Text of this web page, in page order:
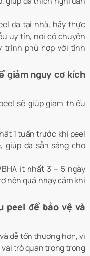
da tại nhà, hãy thực
uy tín, nơi có chuyên
trình phù hợp với tình
giảm nguy cơ kích
sẽ giúp giảm thiểu
1 tuần trước khi peel
giúp da sẵn sàng cho
ít nhất 3 – 5 ngày
nên quá nhạy cảm khi
peel để bảo vệ và
dễ tổn thương hơn, vì
trò quan trọng trong